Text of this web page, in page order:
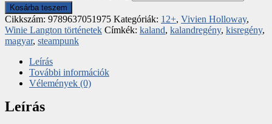
Kosárba teszem
Cikkszám: 9789637051975 Kategóriák: 12+, Vivien Holloway,
Winie Langton történetek Címkék: kaland, kalandregény, kisregény,
magyar, steampunk
Leírás
További információk
Vélemények (0)
Leírás